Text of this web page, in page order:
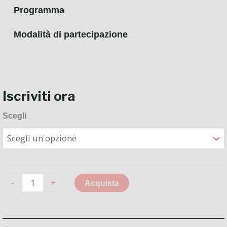
Programma
Modalità di partecipazione
Iscriviti ora
Scegli
-
Masterclass
Amedeo
Cicchese
+
Acquista